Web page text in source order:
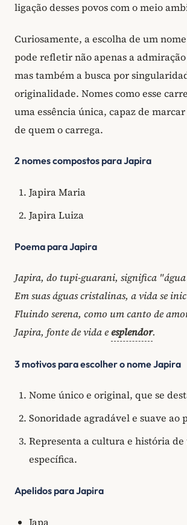
ligação desses povos com o meio
Curiosamente, a escolha de um
pode refletir não apenas a
mas também a busca por
originalidade. Nomes como esse
uma essência única, capaz de
de quem o carrega.
2 nomes compostos para Japira
Japira Maria
Japira Luiza
Poema para Japira
Japira, do tupi-guarani, significa
Em suas águas cristalinas, a vida se
Fluindo serena, como um canto de
Japira, fonte de vida eesplendor.
3 motivos para escolher o nome Japira
Nome único e original, que se
Sonoridade agradável e suave ao
Representa a cultura e história
específica.
Apelidos para Japira
Japa